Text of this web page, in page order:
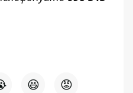
😆 😡